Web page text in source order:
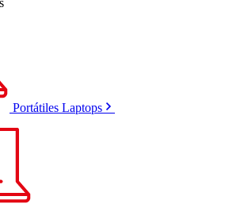
Portátiles Laptops